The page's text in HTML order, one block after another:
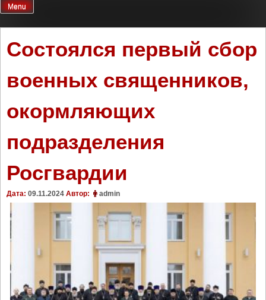
Menu
Состоялся первый сбор
военных священников,
окормляющих
подразделения
Росгвардии
Дата: 09.11.2024 Автор: admin